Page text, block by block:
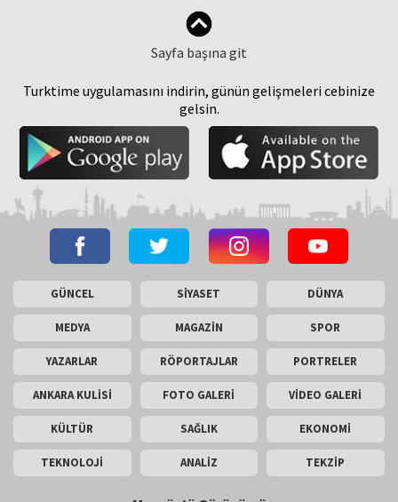
Sayfa başına git
Turktime uygulamasını indirin, günün gelişmeleri cebinize
gelsin.
GÜNCEL SİYASET DÜNYA
MEDYA MAGAZİN SPOR
YAZARLAR RÖPORTAJLAR PORTRELER
ANKARA KULİSİ FOTO GALERİ VİDEO GALERİ
KÜLTÜR SAĞLIK EKONOMİ
TEKNOLOJİ ANALİZ TEKZİP